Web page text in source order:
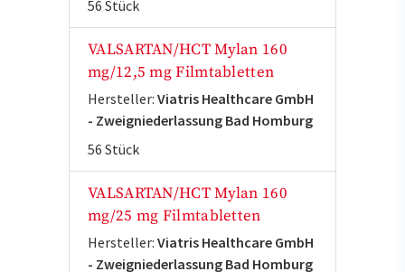
56 Stück
VALSARTAN/HCT Mylan 160
mg/12,5 mg Filmtabletten
Hersteller: Viatris Healthcare GmbH
- Zweigniederlassung Bad Homburg
56 Stück
VALSARTAN/HCT Mylan 160
mg/25 mg Filmtabletten
Hersteller: Viatris Healthcare GmbH
- Zweigniederlassung Bad Homburg